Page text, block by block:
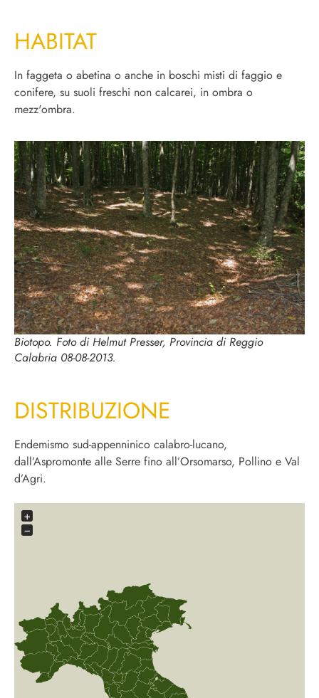
HABITAT
In faggeta o abetina o anche in boschi misti di faggio e
conifere, su suoli freschi non calcarei, in ombra o
mezz'ombra.
Biotopo. Foto di Helmut Presser, Provincia di Reggio
Calabria 08-08-2013.
DISTRIBUZIONE
Endemismo sud-appenninico calabro-lucano,
dall’Aspromonte alle Serre fino all’Orsomarso, Pollino e Val
d’Agri.
+
−